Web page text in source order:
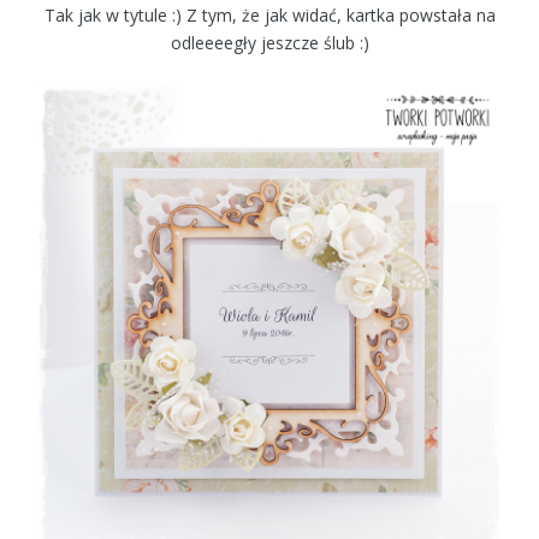
Tak jak w tytule :) Z tym, że jak widać, kartka powstała na
odleeeegły jeszcze ślub :)